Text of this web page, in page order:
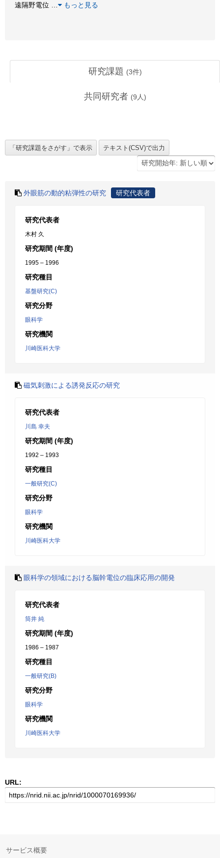
遠隔野電位
もっと見る
研究課題 (3件)
共同研究者 (9 人)
外眼筋の動的粘弾性の研究 研究代表者
研究代表者
木村 久
研究期間 (年度)
1995 – 1996
研究種目
基盤研究(C)
研究分野
眼科学
研究機関
川崎医科大学
磁気刺激による誘発反応の研究
研究代表者
川島 幸夫
研究期間 (年度)
1992 – 1993
研究種目
一般研究(C)
研究分野
眼科学
研究機関
川崎医科大学
眼科学の領域における脳幹電位の臨床応用の開発
研究代表者
筒井 純
研究期間 (年度)
1986 – 1987
研究種目
一般研究(B)
研究分野
眼科学
研究機関
川崎医科大学
URL:
サービス概要